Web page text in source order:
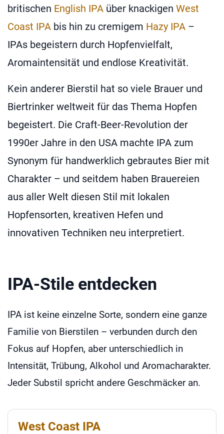
britischen English IPA über knackigen West
Coast IPA bis hin zu cremigem Hazy IPA –
IPAs begeistern durch Hopfenvielfalt,
Aromaintensität und endlose Kreativität.
Kein anderer Bierstil hat so viele Brauer und
Biertrinker weltweit für das Thema Hopfen
begeistert. Die Craft-Beer-Revolution der
1990er Jahre in den USA machte IPA zum
Synonym für handwerklich gebrautes Bier mit
Charakter – und seitdem haben Brauereien
aus aller Welt diesen Stil mit lokalen
Hopfensorten, kreativen Hefen und
innovativen Techniken neu interpretiert.
IPA-Stile entdecken
IPA ist keine einzelne Sorte, sondern eine ganze
Familie von Bierstilen – verbunden durch den
Fokus auf Hopfen, aber unterschiedlich in
Intensität, Trübung, Alkohol und Aromacharakter.
Jeder Substil spricht andere Geschmäcker an.
West Coast IPA